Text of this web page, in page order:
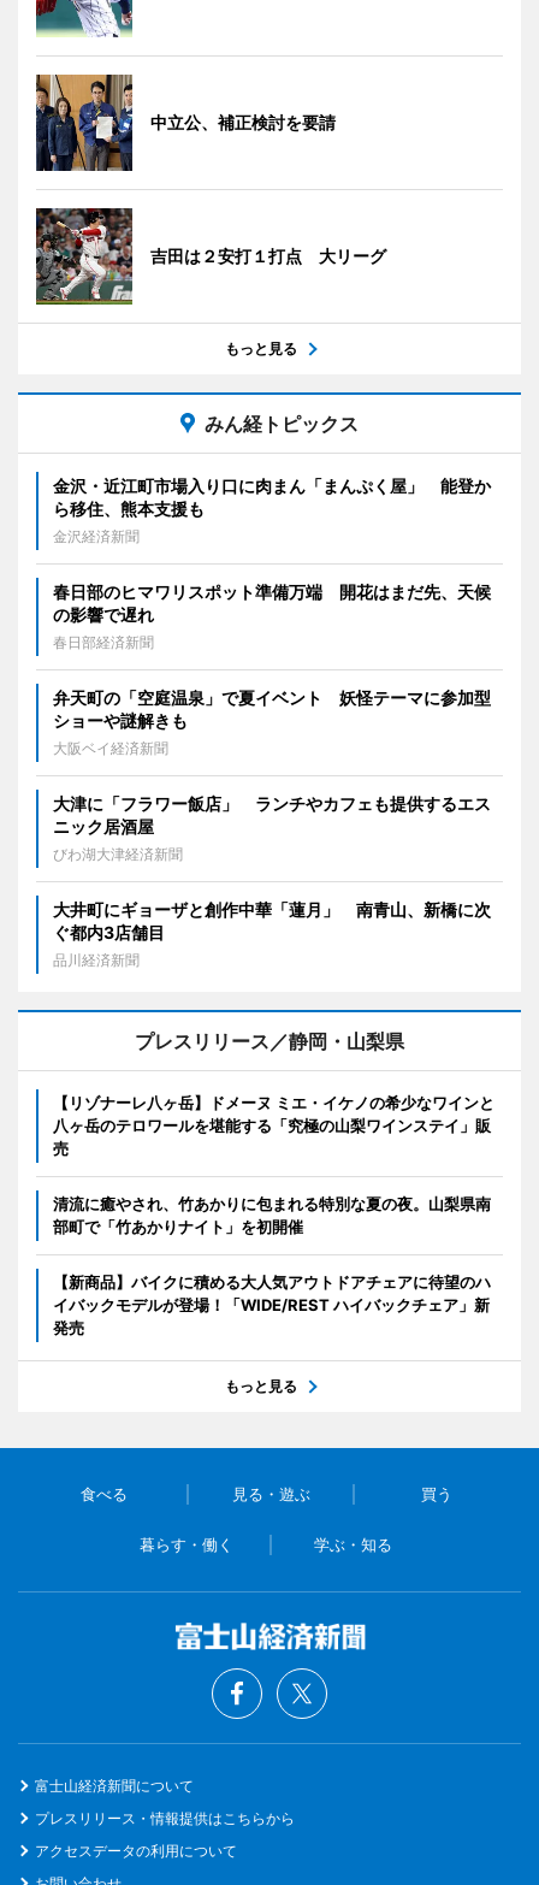
中立公、補正検討を要請
吉田は２安打１打点 大リーグ
もっと見る
みん経トピックス
金沢・近江町市場入り口に肉まん「まんぷく屋」 能登か
ら移住、熊本支援も
金沢経済新聞
春日部のヒマワリスポット準備万端 開花はまだ先、天候
の影響で遅れ
春日部経済新聞
弁天町の「空庭温泉」で夏イベント 妖怪テーマに参加型
ショーや謎解きも
大阪ベイ経済新聞
大津に「フラワー飯店」 ランチやカフェも提供するエス
ニック居酒屋
びわ湖大津経済新聞
大井町にギョーザと創作中華「蓮月」 南青山、新橋に次
ぐ都内3店舗目
品川経済新聞
プレスリリース／静岡・山梨県
【リゾナーレ八ヶ岳】ドメーヌ ミエ・イケノの希少なワインと
八ヶ岳のテロワールを堪能する「究極の山梨ワインステイ」販
売
清流に癒やされ、竹あかりに包まれる特別な夏の夜。山梨県南
部町で「竹あかりナイト」を初開催
【新商品】バイクに積める大人気アウトドアチェアに待望のハ
イバックモデルが登場！「WIDE/REST ハイバックチェア」新
発売
もっと見る
食べる 見る・遊ぶ 買う
暮らす・働く 学ぶ・知る
富士山経済新聞について
プレスリリース・情報提供はこちらから
アクセスデータの利用について